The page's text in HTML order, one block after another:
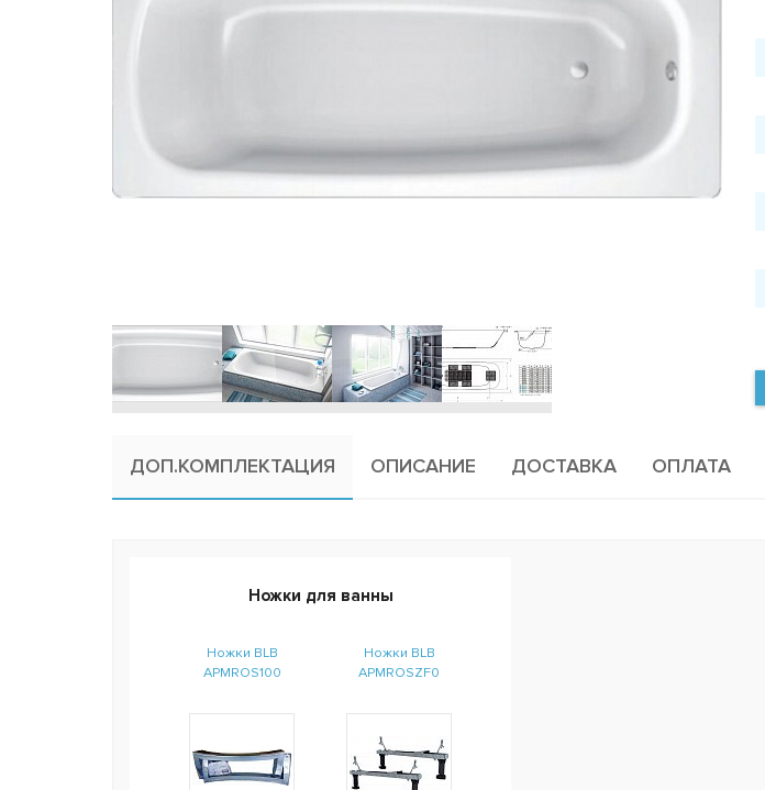
ДОП.КОМПЛЕКТАЦИЯ ОПИСАНИЕ ДОСТАВКА ОПЛАТА
Ножки для ванны
Ножки BLB
APMROS100
Ножки BLB
APMROSZF0